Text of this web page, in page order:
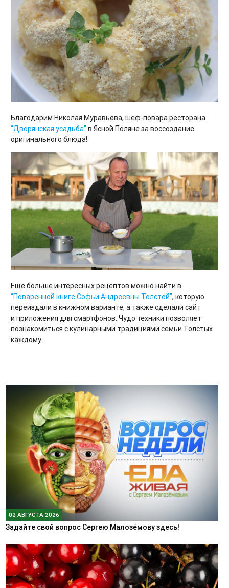
Благодарим Николая Муравьёва, шеф-повара ресторана
“Дворянская усадьба” в Ясной Поляне за воссоздание
оригинального блюда!
Ещё больше интересных рецептов можно найти в
“Поваренной книге Софьи Андреевны Толстой”, которую
переиздали в книжном варианте, а также сделали сайт
и приложения для смартфонов. Чудо техники позволяет
познакомиться с кулинарными традициями семьи Толстых
каждому.
02 АВГУСТА 2026
Задайте свой вопрос Сергею Малозёмову здесь!